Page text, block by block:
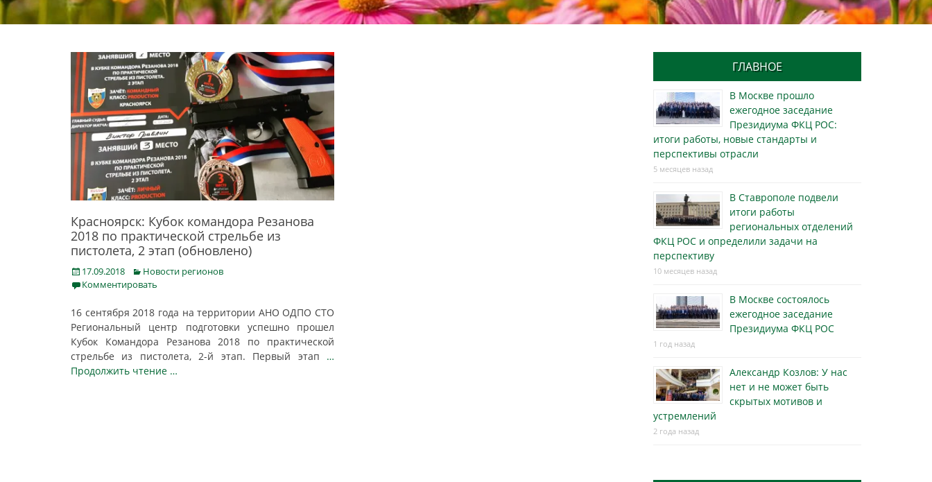
Красноярск: Кубок командора Резанова
2018 по практической стрельбе из
пистолета, 2 этап (обновлено)
Posted
on
17.09.2018 Categories
Новости регионов
Комментировать
16 сентября 2018 года на территории АНО ОДПО СТО
Региональный центр подготовки успешно прошел
Кубок Командора Резанова 2018 по практической
стрельбе из пистолета, 2-й этап. Первый этап …
Продолжить чтение …
ГЛАВНОЕ
В Москве прошло
ежегодное заседание
Президиума ФКЦ РОС:
итоги работы, новые стандарты и
перспективы отрасли
5 месяцев назад
В Ставрополе подвели
итоги работы
региональных отделений
ФКЦ РОС и определили задачи на
перспективу
10 месяцев назад
В Москве состоялось
ежегодное заседание
Президиума ФКЦ РОС
1 год назад
Александр Козлов: У нас
нет и не может быть
скрытых мотивов и
устремлений
2 года назад